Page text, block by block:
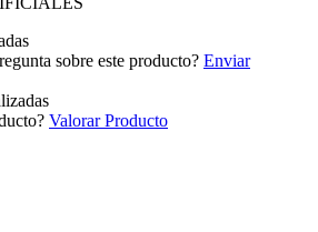
sobre este producto? Enviar
Valorar Producto